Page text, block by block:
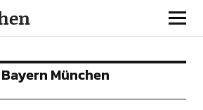
Bayern München